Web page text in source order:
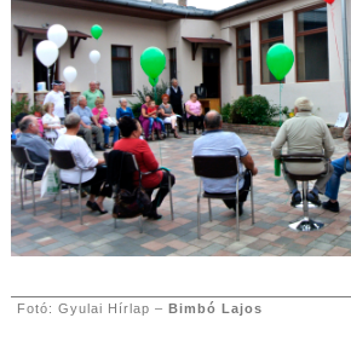
Fotó: Gyulai Hírlap – Bimbó Lajos